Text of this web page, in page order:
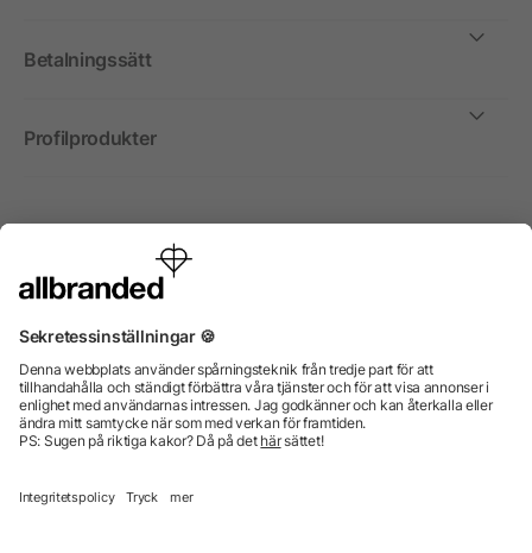
Betalningssätt
Profilprodukter
Internationellt
enbart till företag, institutioner, föreningar och